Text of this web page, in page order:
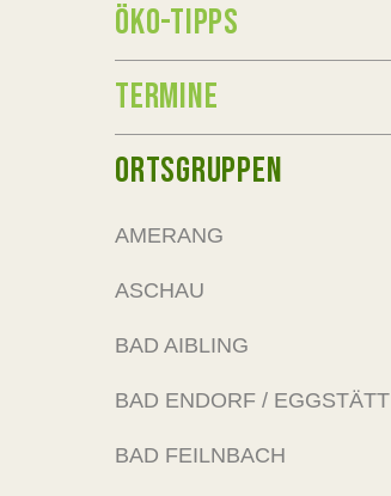
ÖKO-TIPPS
TERMINE
ORTSGRUPPEN
AMERANG
ASCHAU
BAD AIBLING
BAD ENDORF / EGGSTÄTT
BAD FEILNBACH